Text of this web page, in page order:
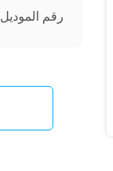
رقم الموديل